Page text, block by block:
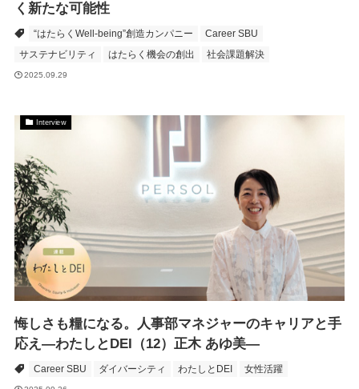
く新たな可能性
“はたらくWell-being”創造カンパニー
Career SBU
サステナビリティ
はたらく機会の創出 社会課題解決
2025.09.29
Interview
悔しさも糧になる。人事部マネジャーのキャリアと手
応え―わたしとDEI（12）正木 あゆ美―
Career SBU ダイバーシティ わたしとDEI 女性活躍